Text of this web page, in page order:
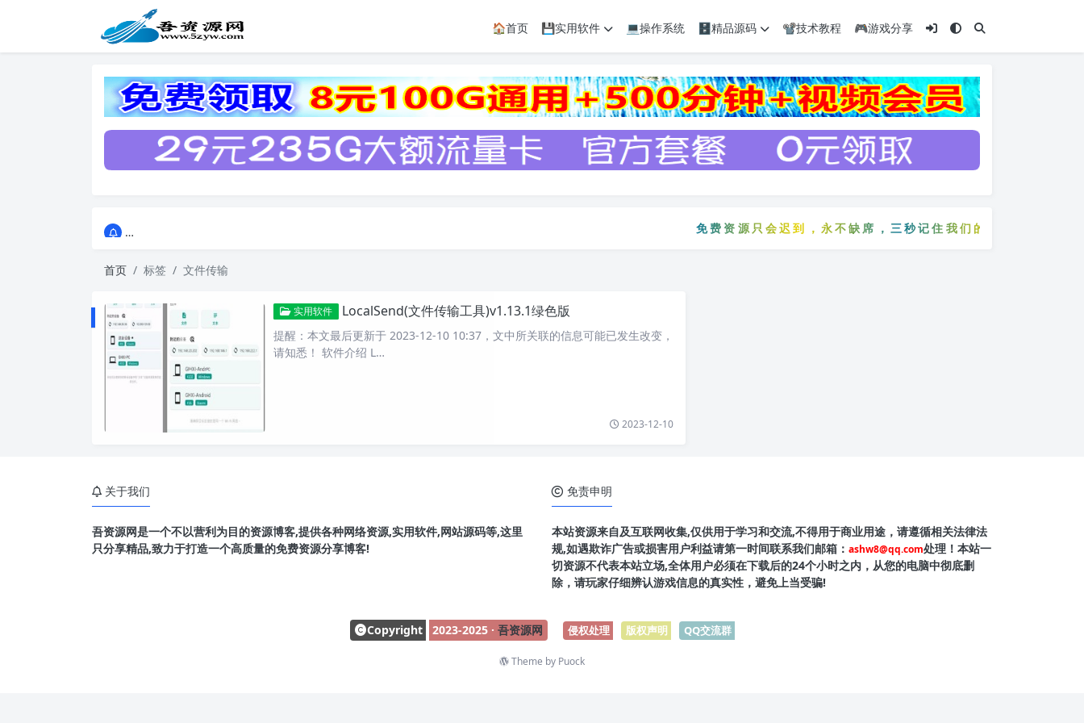
🏠首页 💾实用软件 💻操作系统 🗄️精品源码 📽️技术教程 🎮游戏分享
免费资源只会迟到，永不缺席，三秒记住我们的网站：
首页 标签 文件传输
实用软件 LocalSend(文件传输工具)v1.13.1绿色版
提醒：本文最后更新于 2023-12-10 10:37，文中所关联的信息可能已发生改变，
请知悉！ 软件介绍 L…
2023-12-10
关于我们
吾资源网是一个不以营利为目的资源博客,提供各种网络资源,实用软件,网站源码等,这里
只分享精品,致力于打造一个高质量的免费资源分享博客!
免责申明
本站资源来自及互联网收集,仅供用于学习和交流,不得用于商业用途，请遵循相关法律法
规,如遇欺诈广告或损害用户利益请第一时间联系我们邮箱： ashw8@qq.com处理！本站一
切资源不代表本站立场,全体用户必须在下载后的24个小时之内，从您的电脑中彻底删
除，请玩家仔细辨认游戏信息的真实性，避免上当受骗!
Copyright 2023-2025 · 吾资源网 侵权处理 版权声明 QQ交流群
Theme by Puock